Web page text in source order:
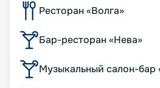
Ресторан «Волга»
Бар-ресторан «Нева»
Музыкальный салон-бар